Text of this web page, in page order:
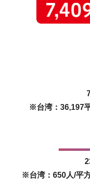
※台湾：36,197
※台湾：650人/平